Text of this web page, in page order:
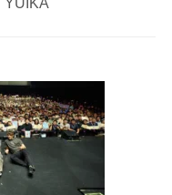
YUIKA